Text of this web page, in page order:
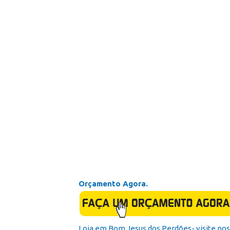
Orçamento Agora.
Loja em Bom Jesus dos Perdões- visite